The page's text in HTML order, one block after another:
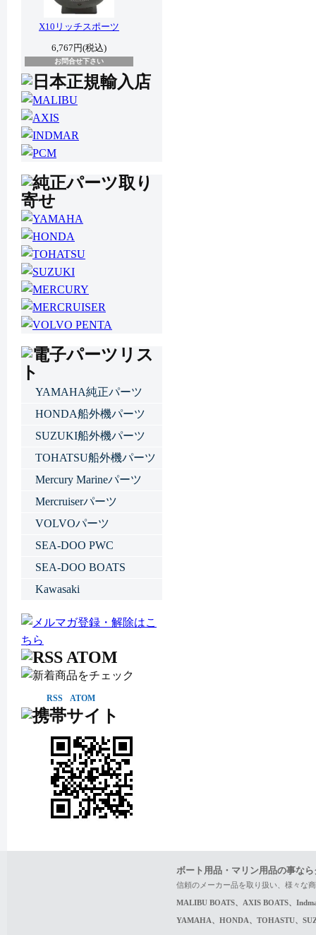
X10リッチスポーツ
6,767円(税込)
お問合せ下さい
YAMAHA純正パーツ
HONDA船外機パーツ
SUZUKI船外機パーツ
TOHATSU船外機パーツ
Mercury Marineパーツ
Mercruiserパーツ
VOLVOパーツ
SEA-DOO PWC
SEA-DOO BOATS
Kawasaki
RSS ATOM
ボート用品・マリン用品の事な
信頼のメーカー品を取り扱い、様々な
MALIBU BOATS、AXIS BOATS、
YAMAHA、HONDA、TOHASTU、